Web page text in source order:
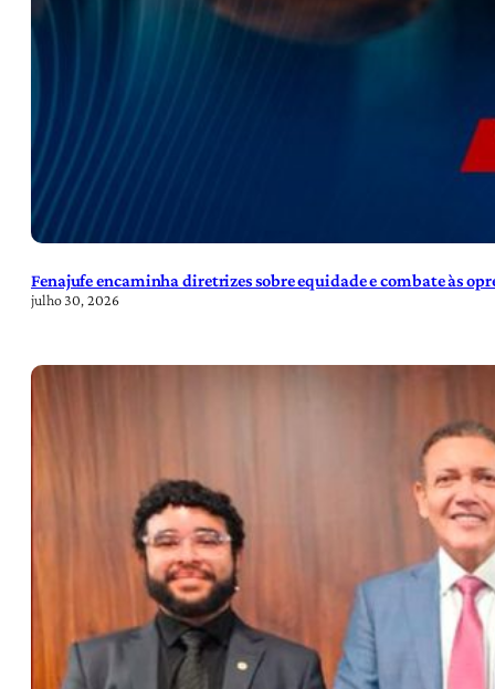
Fenajufe encaminha diretrizes sobre equidade e combate às
julho 30, 2026